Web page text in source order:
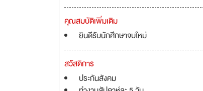
คุณสมบัติเพิ่มเติม
ยินดีรับนักศึกษาจบใหม่
สวัสดิการ
ประกันสังคม